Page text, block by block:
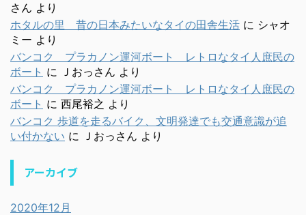
さん より
ホタルの里 昔の日本みたいなタイの田舎生活 に シャオ
ミー より
バンコク プラカノン運河ボート レトロなタイ人庶民の
ボート に Ｊおっさん より
バンコク プラカノン運河ボート レトロなタイ人庶民の
ボート に 西尾裕之 より
バンコク 歩道を走るバイク、文明発達でも交通意識が追
い付かない に Ｊおっさん より
アーカイブ
2020年12月